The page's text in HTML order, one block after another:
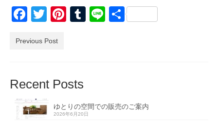
Facebook
TwitterPinterest
Tumblr
Line共
Previous Post
Recent Posts
ゆとりの空間での販売のご案内
2026年6月20日